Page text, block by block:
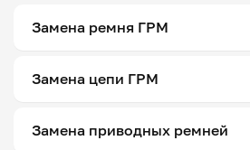
Замена ремня ГРМ
Замена цепи ГРМ
Замена приводных ремней